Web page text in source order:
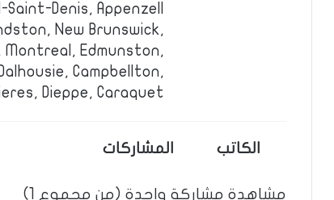
Denis, Appenzell.
New Brunswick,
Montreal, Edmunston,
Campbellton,
Dieppe, Caraquet.
الكاتب المشاركات
مشاهدة مشاركة واحدة (من مجموع 1)